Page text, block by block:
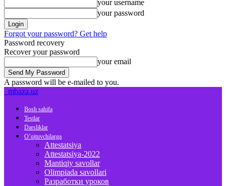
your username
your password
Forgot your password? Get help
Password recovery
Recover your password
your email
A password will be e-mailed to you.
mbaza.uz
Bosh sahifa
Testlar
Darsliklar
O’qituvchilarga
Attestatsiya
Attestatsiya-2022
Mantiqiy savollar
Olimpiada savollari
Разработки уроков